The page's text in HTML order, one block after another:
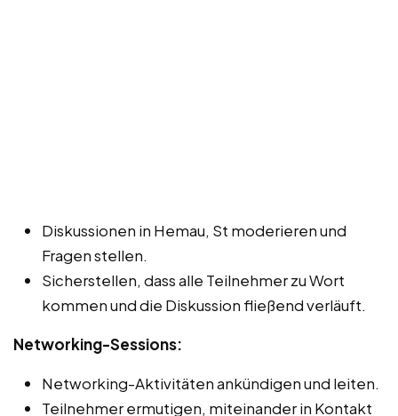
Diskussionen in Hemau, St moderieren und
Fragen stellen.
Sicherstellen, dass alle Teilnehmer zu Wort
kommen und die Diskussion fließend verläuft.
Networking-Sessions:
Networking-Aktivitäten ankündigen und leiten.
Teilnehmer ermutigen, miteinander in Kontakt